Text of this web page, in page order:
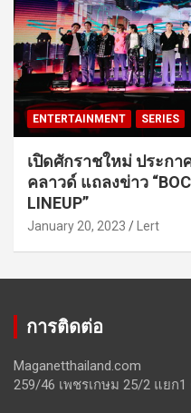
ENTERTAINMENT SERIES
เปิดศักราชใหม่ ประก
คลาวด์ แถลงข่าว
LINEUP”
January 20, 2023 Lert
การติดต่อ
Maganetthailand.com
259/46 เพชรเกษม 25/2 แยก